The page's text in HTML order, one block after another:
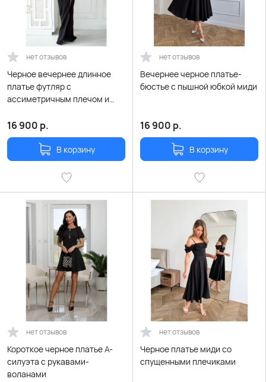
нет отзывов
Черное вечернее длинное
платье футляр с
ассиметричным плечом и
16 900 р.
В корзину
нет отзывов
Вечернее черное платье-
бюстье с пышной юбкой миди
16 900 р.
В корзину
нет отзывов
Короткое черное платье А-
силуэта с рукавами-
воланами
нет отзывов
Черное платье миди со
спущенными плечиками